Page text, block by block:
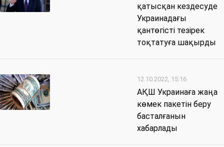
қатысқан кездесуде
Украинадағы
қантөгісті тезірек
тоқтатуға шақырды
12.10.2022, 15:16
АҚШ Украинаға жаңа
көмек пакетін беру
басталғанын
хабарлады